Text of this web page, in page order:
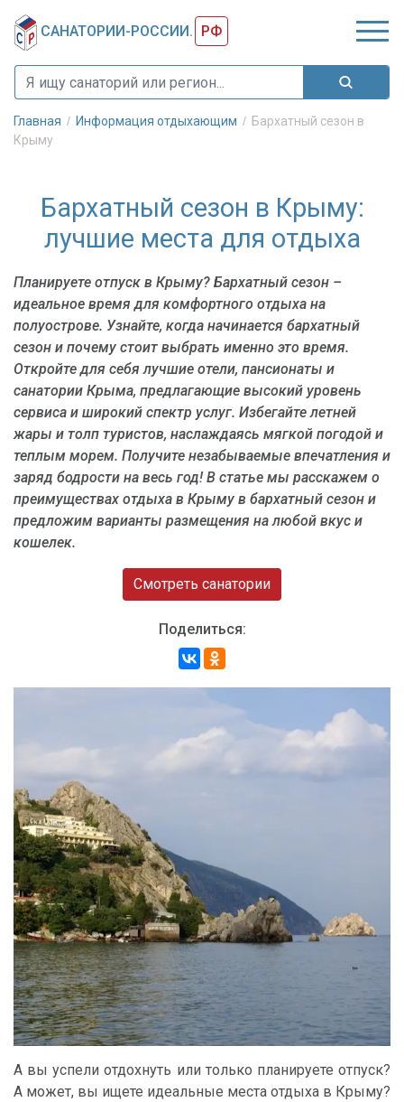
САНАТОРИИ-РОССИИ. РФ
Главная Информация отдыхающим
Бархатный сезон в
Крыму
Бархатный сезон в Крыму:
лучшие места для отдыха
Планируете отпуск в Крыму? Бархатный сезон –
идеальное время для комфортного отдыха на
полуострове. Узнайте, когда начинается бархатный
сезон и почему стоит выбрать именно это время.
Откройте для себя лучшие отели, пансионаты и
санатории Крыма, предлагающие высокий уровень
сервиса и широкий спектр услуг. Избегайте летней
жары и толп туристов, наслаждаясь мягкой погодой и
теплым морем. Получите незабываемые впечатления и
заряд бодрости на весь год! В статье мы расскажем о
преимуществах отдыха в Крыму в бархатный сезон и
предложим варианты размещения на любой вкус и
кошелек.
Смотреть санатории
Поделиться:
А вы успели отдохнуть или только планируете отпуск?
А может, вы ищете идеальные места отдыха в Крыму?